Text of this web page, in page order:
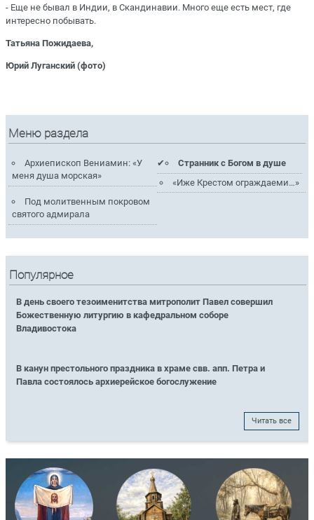
- Еще не бывал в Индии, в Скандинавии. Много еще есть мест, где
интересно побывать.
Татьяна Пожидаева,
Юрий Луганский (фото)
Меню раздела
Архиепископ Вениамин: «У
меня душа морская»
Странник с Богом в душе
«Иже Крестом ограждаеми…»
Под молитвенным покровом
святого адмирала
Популярное
В день своего тезоименитства митрополит Павел совершил
Божественную литургию в кафедральном соборе
Владивостока
В канун престольного праздника в храме свв. апп. Петра и
Павла состоялось архиерейское богослужение
Читать все